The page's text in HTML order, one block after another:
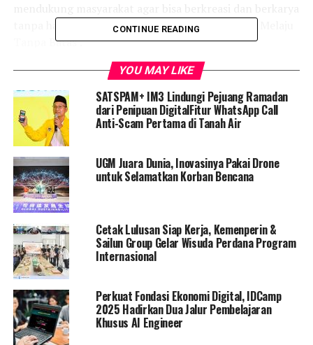
tanpa hambatan, sejalan dengan spirit ‘Bersama Melaju
Tanpa Batas’.”
XL Prepaid menawarkan paket Merdeka khusus dengan
harga terjangkau mulai Rp 17.000 yang dapat diakses
eksklusif lewat aplikasi myXL. Paket ini memberikan
kuota melimpah untuk internet, YouTube, Instagram,
dan TikTok selama beberapa hari, yang berlaku mulai 15
hingga 18 Agustus 2025, sebagai cara bagi pelanggan
merayakan kemerdekaan dengan bebas beraktivitas
online.
Smartfren meluncurkan kampanye “Merdeka Tanpa
Batas” dengan produk Unlimited Suka-suka dan diskon
hingga 35% untuk paket Big Kuota Series. Smartfren
berkomitmen menghadirkan konektivitas kuat dan
internet cepat agar masyarakat Indonesia bisa terus
saling terhubung dan berkontribusi membangun bangsa
di era digital.
CONTINUE READING
YOU MAY LIKE
SATSPAM+ IM3 Lindungi Pejuang Ramadan
dari Penipuan DigitalFitur WhatsApp Call
Anti-Scam Pertama di Tanah Air
UGM Juara Dunia, Inovasinya Pakai Drone
untuk Selamatkan Korban Bencana
Cetak Lulusan Siap Kerja, Kemenperin &
Sailun Group Gelar Wisuda Perdana Program
Internasional
Perkuat Fondasi Ekonomi Digital, IDCamp
2025 Hadirkan Dua Jalur Pembelajaran
Khusus AI Engineer